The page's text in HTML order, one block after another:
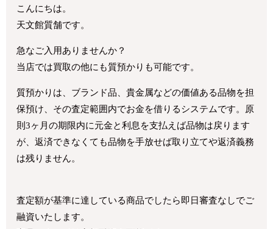
こんにちは。
天文館質舗です。
急なご入用ありませんか？
当店では買取の他にも質預かりも可能です。
質預かりは、ブランド品、貴金属などの価値ある品物を担
保預け、その査定範囲内でお金を借りるシステムです。原
則3ヶ月の期限内に元金と利息を支払えば品物は戻ります
が、返済できなくても品物を手放せば取り立てや返済義務
は残りません。
査定額が基準に達している商品でしたら即日審査なしでご
融資いたします。